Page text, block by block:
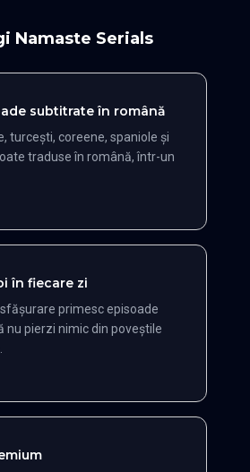
Namaste Serials
subtitrate în română
turcești, coreene, spaniole și
traduse în română, într-un
în fiecare zi
primesc episoade
nu pierzi nimic din poveștile